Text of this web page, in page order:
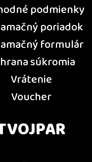
podmienky
poriadok
formulár
súkromia
Vrátenie
Voucher